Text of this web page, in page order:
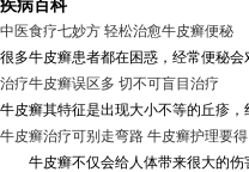
疾病百科
中医食疗七妙方 轻松治愈牛皮癣便秘
很多牛皮癣患者都在困惑，经常便秘会
治疗牛皮癣误区多 切不可盲目治疗
牛皮癣其特征是出现大小不等的丘疹，
牛皮癣治疗可别走弯路 牛皮癣护理要
牛皮癣不仅会给人体带来很大的伤